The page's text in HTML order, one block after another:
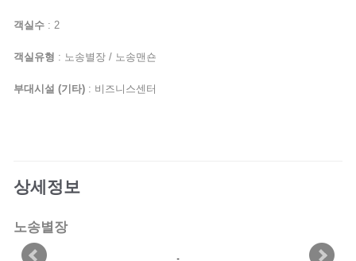
객실수 : 2
객실유형 : 노송별장 / 노송맨숀
부대시설 (기타) : 비즈니스센터
상세정보
노송별장